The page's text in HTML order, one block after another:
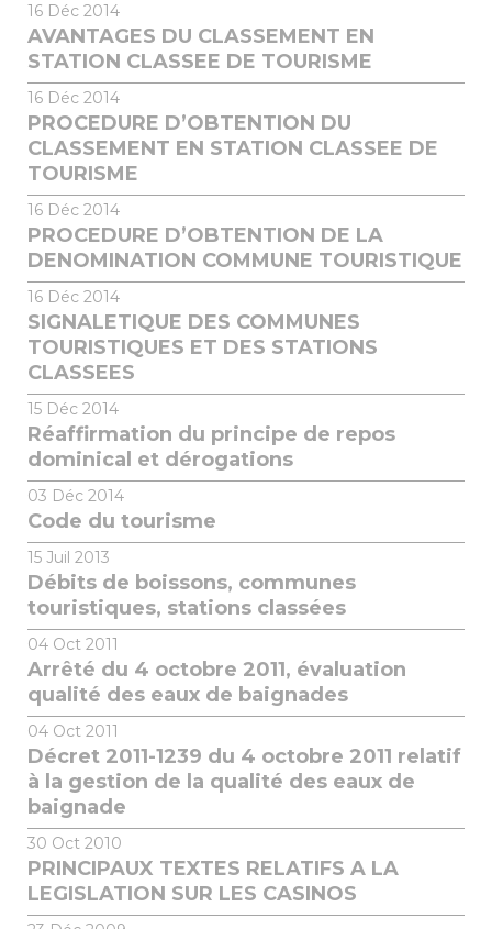
16 Déc 2014
AVANTAGES DU CLASSEMENT EN
STATION CLASSEE DE TOURISME
16 Déc 2014
PROCEDURE D’OBTENTION DU
CLASSEMENT EN STATION CLASSEE DE
TOURISME
16 Déc 2014
PROCEDURE D’OBTENTION DE LA
DENOMINATION COMMUNE TOURISTIQUE
16 Déc 2014
SIGNALETIQUE DES COMMUNES
TOURISTIQUES ET DES STATIONS
CLASSEES
15 Déc 2014
Réaffirmation du principe de repos
dominical et dérogations
03 Déc 2014
Code du tourisme
15 Juil 2013
Débits de boissons, communes
touristiques, stations classées
04 Oct 2011
Arrêté du 4 octobre 2011, évaluation
qualité des eaux de baignades
04 Oct 2011
Décret 2011-1239 du 4 octobre 2011 relatif
à la gestion de la qualité des eaux de
baignade
30 Oct 2010
PRINCIPAUX TEXTES RELATIFS A LA
LEGISLATION SUR LES CASINOS